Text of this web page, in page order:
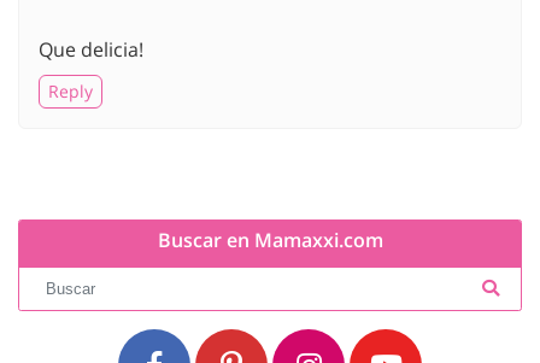
Que delicia!
Reply
Buscar en Mamaxxi.com